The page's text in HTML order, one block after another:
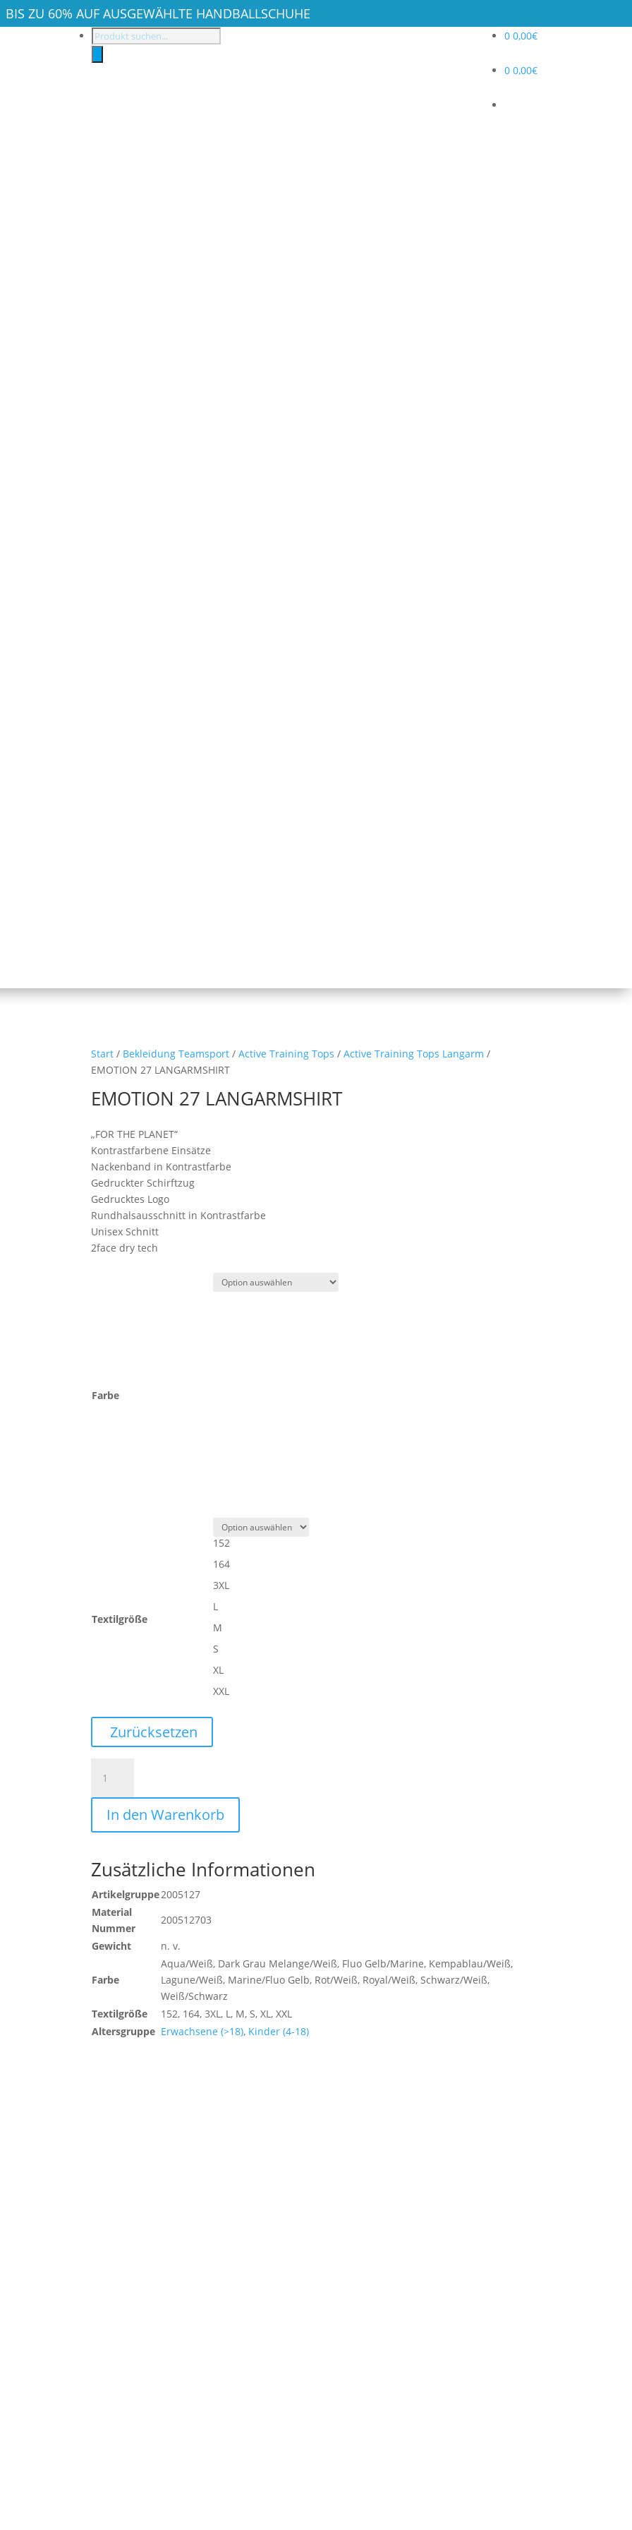
BIS ZU 60% AUF AUSGEWÄHLTE HANDBALLSCHUHE
Products
0 0,00€
0 0,00€
Start / Bekleidung Teamsport /Active Training Tops /Active Training Tops Langarm /
EMOTION 27 LANGARMSHIRT
EMOTION 27 LANGARMSHIRT
„FOR THE PLANET“
Kontrastfarbene Einsätze
Nackenband in Kontrastfarbe
Gedruckter Schirftzug
Gedrucktes Logo
Rundhalsausschnitt in Kontrastfarbe
Unisex Schnitt
2face dry tech
Farbe
Textilgröße
152
164
3XL
L
M
S
XL
XXL
Zurücksetzen
LANGARMSHIRT
MengeIn den Warenkorb
Zusätzliche Informationen
Artikelgruppe2005127
Material
Nummer
200512703
Gewicht
n. v.
Farbe
Aqua/Weiß, Dark Grau Melange/Weiß, Fluo Gelb/Marine, Kempablau/Weiß,
Lagune/Weiß, Marine/Fluo Gelb, Rot/Weiß, Royal/Weiß, Schwarz/Weiß,
Weiß/Schwarz
Textilgröße
152, 164, 3XL, L, M, S, XL, XXL
Altersgruppe Erwachsene (>18), Kinder (4-18)